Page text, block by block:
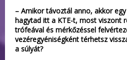
– Amikor távoztál anno, akkor
hagytad itt a KTE-t, most viszont
trófeával és mérkőzéssel
vezéregyéniségként térhetsz
a súlyát?